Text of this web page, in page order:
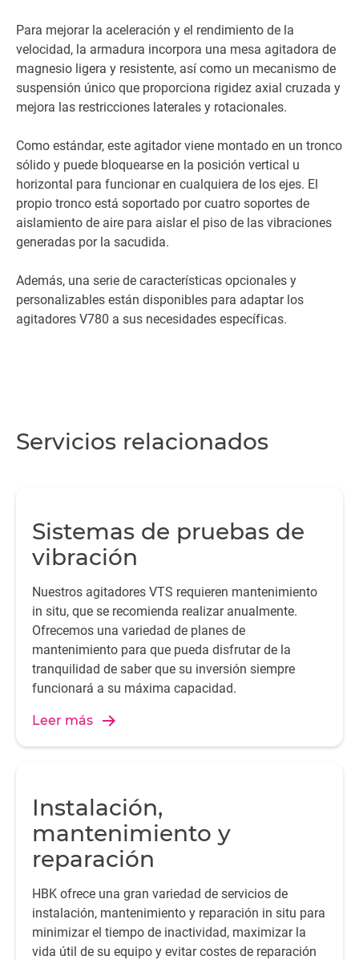
Para mejorar la aceleración y el rendimiento de la
velocidad, la armadura incorpora una mesa agitadora de
magnesio ligera y resistente, así como un mecanismo de
suspensión único que proporciona rigidez axial cruzada y
mejora las restricciones laterales y rotacionales.
Como estándar, este agitador viene montado en un tronco
sólido y puede bloquearse en la posición vertical u
horizontal para funcionar en cualquiera de los ejes. El
propio tronco está soportado por cuatro soportes de
aislamiento de aire para aislar el piso de las vibraciones
generadas por la sacudida.
Además, una serie de características opcionales y
personalizables están disponibles para adaptar los
agitadores V780 a sus necesidades específicas.
Servicios relacionados
Sistemas de pruebas de
vibración
Nuestros agitadores VTS requieren mantenimiento
in situ, que se recomienda realizar anualmente.
Ofrecemos una variedad de planes de
mantenimiento para que pueda disfrutar de la
tranquilidad de saber que su inversión siempre
funcionará a su máxima capacidad.
Leer más
Instalación,
mantenimiento y
reparación
HBK ofrece una gran variedad de servicios de
instalación, mantenimiento y reparación in situ para
minimizar el tiempo de inactividad, maximizar la
vida útil de su equipo y evitar costes de reparación